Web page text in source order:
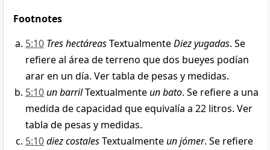
Footnotes
5:10 Tres hectáreasTextualmenteDiez yugadas. Se
refiere al área de terreno que dos bueyes podían
arar en un día. Ver tabla de pesas y medidas.
5:10un barrilTextualmenteun bato. Se refiere a una
medida de capacidad que equivalía a 22 litros. Ver
tabla de pesas y medidas.
5:10diez costalesTextualmenteun jómer. Se refiere